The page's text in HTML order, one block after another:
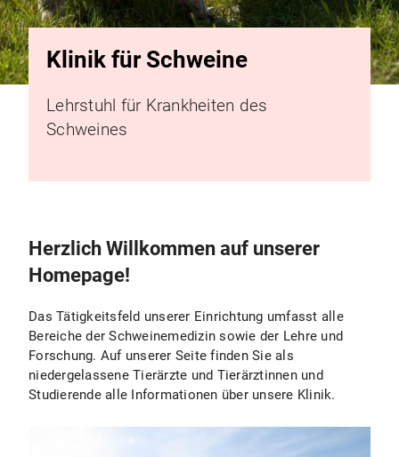
Klinik für Schweine
Lehrstuhl für Krankheiten des
Schweines
Herzlich Willkommen auf unserer
Homepage!
Das Tätigkeitsfeld unserer Einrichtung umfasst alle
Bereiche der Schweinemedizin sowie der Lehre und
Forschung. Auf unserer Seite finden Sie als
niedergelassene Tierärzte und Tierärztinnen und
Studierende alle Informationen über unsere Klinik.